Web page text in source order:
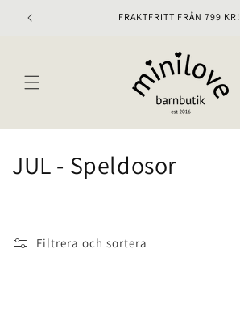
vidare
till
FRAKTFRITT FRÅN 799 KR!
P
d
JUL - Speldosor
Filtrera och sortera